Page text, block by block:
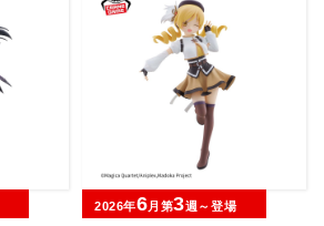
2026年6月第3週～登場